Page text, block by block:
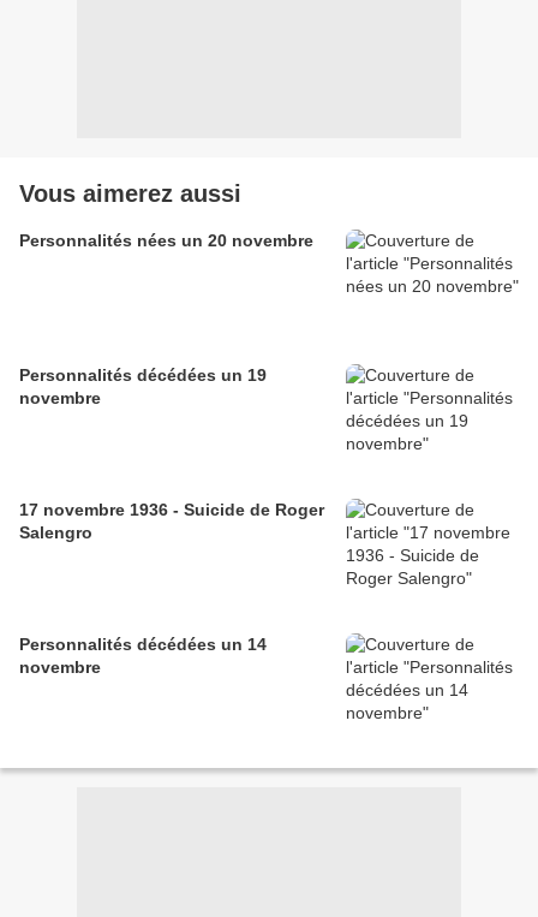
Vous aimerez aussi
Personnalités nées un 20 novembre
Personnalités décédées un 19
novembre
17 novembre 1936 - Suicide de Roger
Salengro
Personnalités décédées un 14
novembre